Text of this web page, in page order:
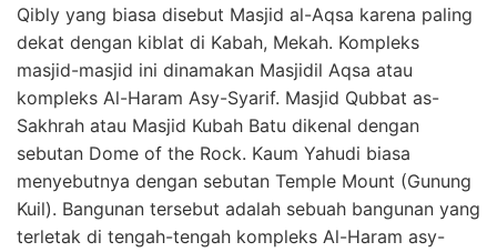
Qibly yang biasa disebut Masjid al-Aqsa karena paling
dekat dengan kiblat di Kabah, Mekah. Kompleks
masjid-masjid ini dinamakan Masjidil Aqsa atau
kompleks Al-Haram Asy-Syarif. Masjid Qubbat as-
Sakhrah atau Masjid Kubah Batu dikenal dengan
sebutan Dome of the Rock. Kaum Yahudi biasa
menyebutnya dengan sebutan Temple Mount (Gunung
Kuil). Bangunan tersebut adalah sebuah bangunan yang
terletak di tengah-tengah kompleks Al-Haram asy-